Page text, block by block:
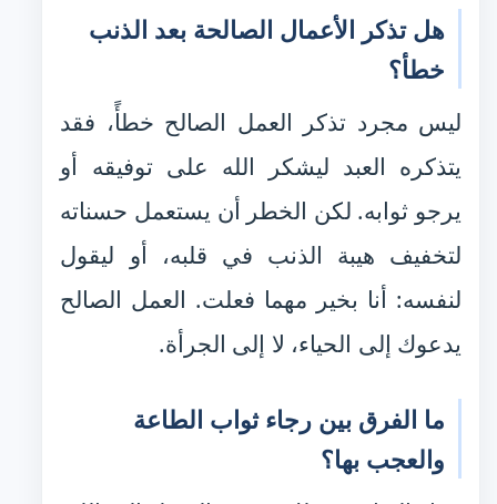
هل تذكر الأعمال الصالحة بعد الذنب
خطأ؟
ليس مجرد تذكر العمل الصالح خطأً، فقد
يتذكره العبد ليشكر الله على توفيقه أو
يرجو ثوابه. لكن الخطر أن يستعمل حسناته
لتخفيف هيبة الذنب في قلبه، أو ليقول
لنفسه: أنا بخير مهما فعلت. العمل الصالح
يدعوك إلى الحياء، لا إلى الجرأة.
ما الفرق بين رجاء ثواب الطاعة
والعجب بها؟